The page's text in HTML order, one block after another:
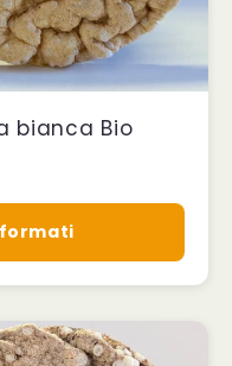
bianca Bio